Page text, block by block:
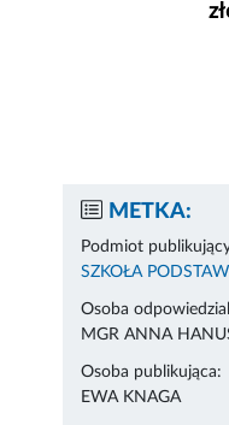
METKA:
Podmiot
SZKOŁA
Osoba
MGR ANNA
Osoba publikująca:
EWA KNAGA